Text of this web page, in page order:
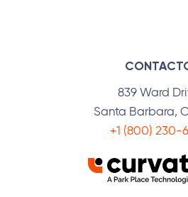
839 Ward
Santa Barbara,
+1 (800) 230-